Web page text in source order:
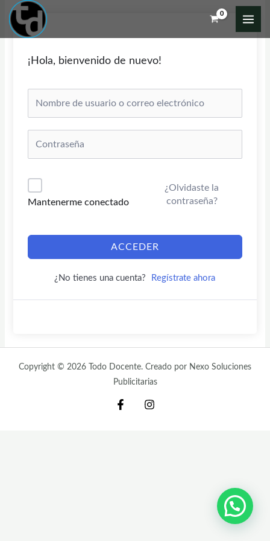
contenido
¡Hola, bienvenido de nuevo!
Mantenerme conectado
¿Olvidaste la
contraseña?
ACCEDER
¿No tienes una cuenta? Regístrate ahora
Copyright © 2026 Todo Docente. Creado por Nexo Soluciones
Publicitarias